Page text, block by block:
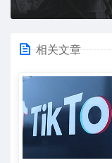
相关文章